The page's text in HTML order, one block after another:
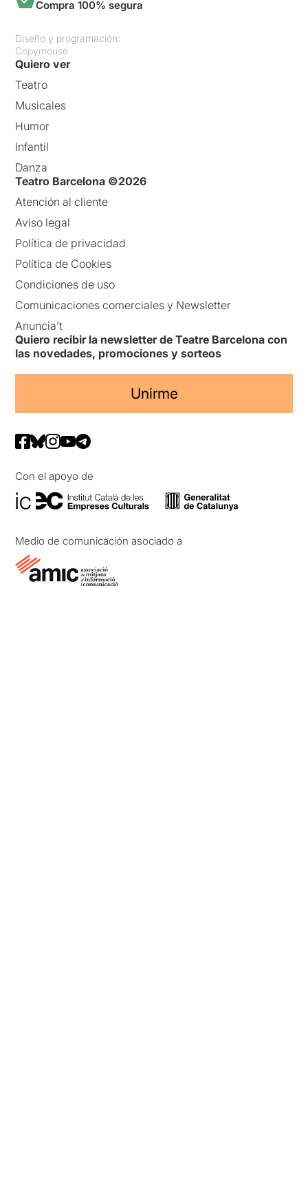
Compra 100% segura
Diseño y programación:
Copymouse
Quiero ver
Teatro
Musicales
Humor
Infantil
Danza
Teatro Barcelona ©2026
Atención al cliente
Aviso legal
Política de privacidad
Política de Cookies
Condiciones de uso
Comunicaciones comerciales y Newsletter
Anuncia’t
Quiero recibir la newsletter de Teatre Barcelona con
las novedades, promociones y sorteos
Unirme
Con el apoyo de
Medio de comunicación asociado a